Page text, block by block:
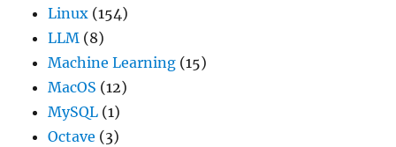
Linux (154)
LLM (8)
Machine Learning (15)
MacOS (12)
MySQL (1)
Octave (3)